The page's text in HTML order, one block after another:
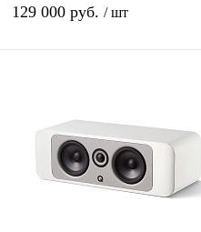
129 000 руб. / шт
Купить в 1 клик К сравнению
В избранное Под заказ